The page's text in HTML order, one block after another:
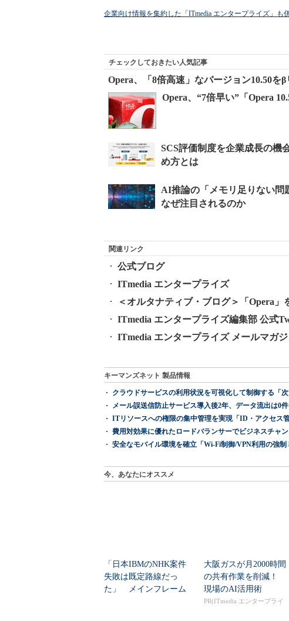
企業向け情報を集約した「ITmedia エンタープライズ」も
チェックしておきたい人気記事
Opera、「8倍高速」なバージョン10.50をβ
Opera、“7倍早い”「Opera
関連リンク
公式ブログ
ITmedia エンタープライズ
＜オルタナティブ・ブログ＞「Opera」
ITmedia エンタープライズ編集部 公式
ITmedia エンタープライズ メールマガ
キーマンズネット 製品情報
クラウドサービスの利用状況を可視化して制御する「次
メール誤送信防止サービス導入後2年、データ流出は0件
ITリソースへの権限の集中管理を実現「ID・アクセス
費用対効果に優れたロードバランサーでビジネスチャ
安全なモバイル環境を確立「Wi-Fi制御/VPN利用の強制
今、あなたにオススメ
「日本IBMのNHK案件
失敗は既定路線だっ
た」 メインフレーム
大阪ガスが月2000時間
の共有作業を削減！
現場のAI活用術
PR(ITmedia エンタープライ